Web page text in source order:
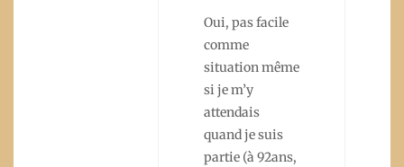
Oui, pas facile
comme
situation même
si je m’y
attendais
quand je suis
partie (à 92ans,